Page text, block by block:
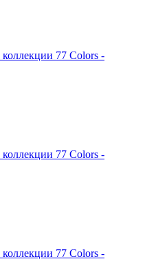
77 Colors -
77 Colors -
77 Colors -